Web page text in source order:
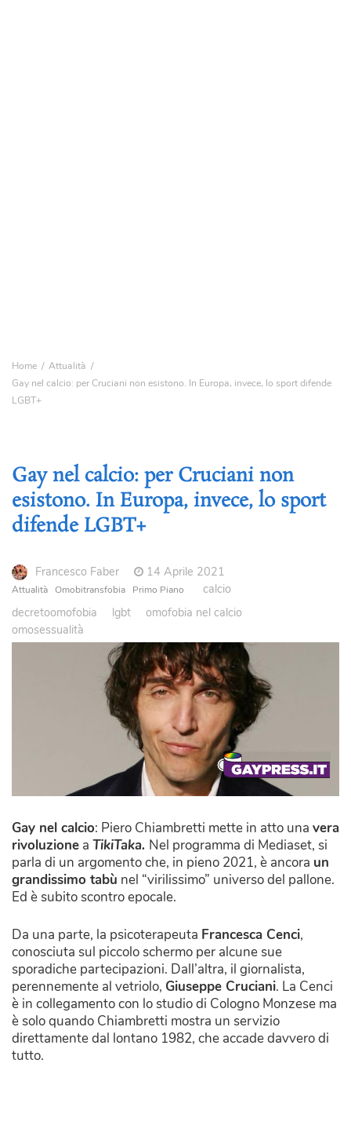
Home
Attualità
Gay nel calcio: per Cruciani non esistono. In Europa, invece, lo sport difende
LGBT+
Gay nel calcio: per Cruciani non
esistono. In Europa, invece, lo sport
difende LGBT+
Francesco Faber 14 Aprile 2021
Attualità Omobitransfobia Primo Piano
calcio
decretoomofobia
lgbt
omofobia nel calcio
omosessualità
Gay nel calcio: Piero Chiambretti mette in atto una vera
rivoluzione a TikiTaka. Nel programma di Mediaset, si
parla di un argomento che, in pieno 2021, è ancora un
grandissimo tabù nel “virilissimo” universo del pallone.
Ed è subito scontro epocale.
Da una parte, la psicoterapeuta Francesca Cenci,
conosciuta sul piccolo schermo per alcune sue
sporadiche partecipazioni. Dall’altra, il giornalista,
perennemente al vetriolo, Giuseppe Cruciani. La Cenci
è in collegamento con lo studio di Cologno Monzese ma
è solo quando Chiambretti mostra un servizio
direttamente dal lontano 1982, che accade davvero di
tutto.